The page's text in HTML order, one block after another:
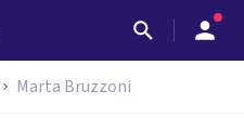
Marta Bruzzoni